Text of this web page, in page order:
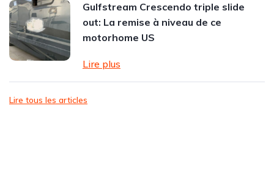
Gulfstream Crescendo triple slide
out: La remise à niveau de ce
motorhome US
Lire plus
Lire tous les articles